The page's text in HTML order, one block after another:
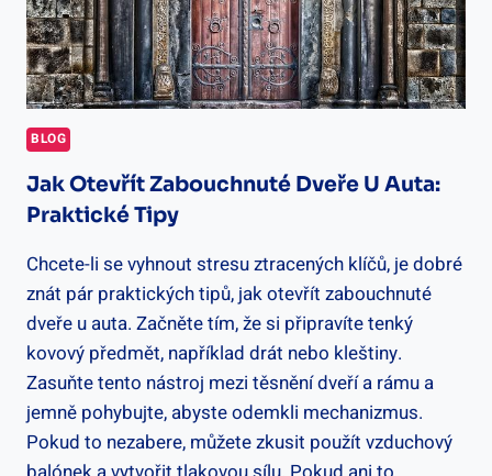
BLOG
Jak Otevřít Zabouchnuté Dveře U Auta:
Praktické Tipy
Chcete-li se vyhnout stresu ztracených klíčů, je dobré
znát pár praktických tipů, jak otevřít zabouchnuté
dveře u auta. Začněte tím, že si připravíte tenký
kovový předmět, například drát nebo kleštiny.
Zasuňte tento nástroj mezi těsnění dveří a rámu a
jemně pohybujte, abyste odemkli mechanizmus.
Pokud to nezabere, můžete zkusit použít vzduchový